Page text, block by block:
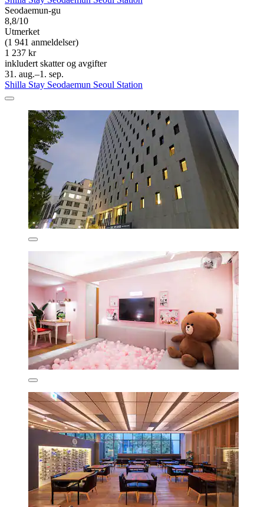
Seodaemun-gu
8,8/10
Utmerket
(1 941 anmeldelser)
1 237 kr
inkludert skatter og avgifter
31. aug.–1. sep.
Shilla Stay Seodaemun Seoul Station